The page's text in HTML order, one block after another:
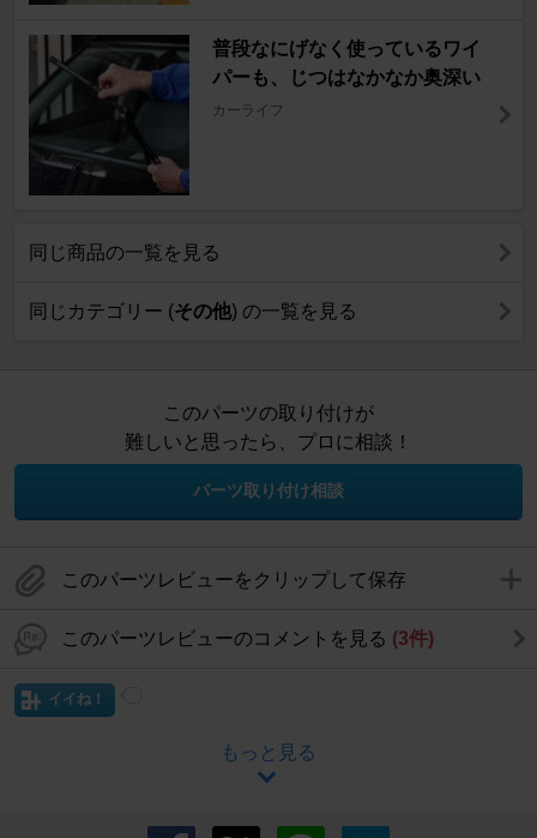
普段なにげなく使っているワイ
パーも、じつはなかなか奥深い
カーライフ
同じ商品の一覧を見る
同じカテゴリー (その他) の一覧を見る
このパーツの取り付けが
難しいと思ったら、プロに相談！
パーツ取り付け相談
このパーツレビューをクリップして保存
このパーツレビューのコメントを見る (3件)
イイね！
もっと見る